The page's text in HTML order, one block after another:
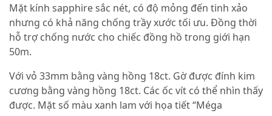
Mặt kính sapphire sắc nét, có độ mỏng đến tinh xảo
nhưng có khả năng chống trầy xước tối ưu. Đồng thời
hỗ trợ chống nước cho chiếc đồng hồ trong giới hạn
50m.
Với vỏ 33mm bằng vàng hồng 18ct. Gờ được đính kim
cương bằng vàng hồng 18ct. Các ốc vít có thể nhìn thấy
được. Mặt số màu xanh lam với họa tiết “Méga